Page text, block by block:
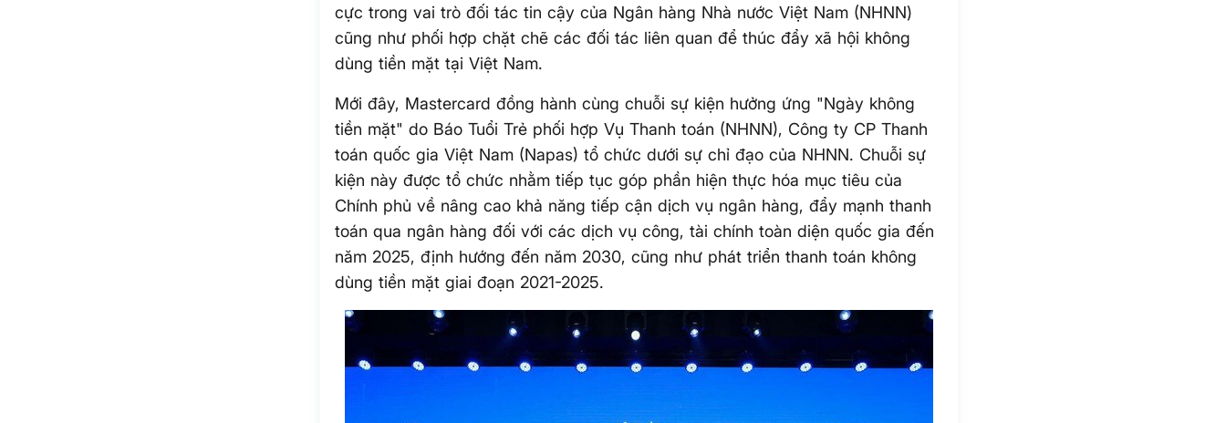
cực trong vai trò đối tác tin cậy của Ngân hàng Nhà nước Việt Nam (NHNN)
cũng như phối hợp chặt chẽ các đối tác liên quan để thúc đẩy xã hội không
dùng tiền mặt tại Việt Nam.
Mới đây, Mastercard đồng hành cùng chuỗi sự kiện hưởng ứng "Ngày không
tiền mặt" do Báo Tuổi Trẻ phối hợp Vụ Thanh toán (NHNN), Công ty CP Thanh
toán quốc gia Việt Nam (Napas) tổ chức dưới sự chỉ đạo của NHNN. Chuỗi sự
kiện này được tổ chức nhằm tiếp tục góp phần hiện thực hóa mục tiêu của
Chính phủ về nâng cao khả năng tiếp cận dịch vụ ngân hàng, đẩy mạnh thanh
toán qua ngân hàng đối với các dịch vụ công, tài chính toàn diện quốc gia đến
năm 2025, định hướng đến năm 2030, cũng như phát triển thanh toán không
dùng tiền mặt giai đoạn 2021-2025.